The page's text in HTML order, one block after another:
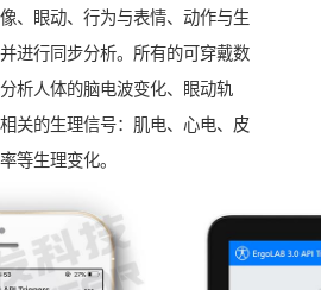
、眼动、行为与表情、动作与生
进行同步分析。所有的可穿戴数
析人体的脑电波变化、眼动轨
关的生理信号：肌电、心电、皮
等生理变化。